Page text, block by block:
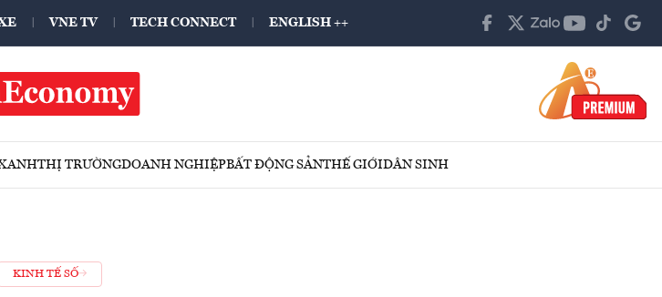
VNE TV TECH CONNECT ENGLISH ++
THỊ TRƯỜNGDOANH NGHIỆPBẤT ĐỘNG SẢNTHẾ GIỚIDÂN SINH
KINH TẾ SỐ